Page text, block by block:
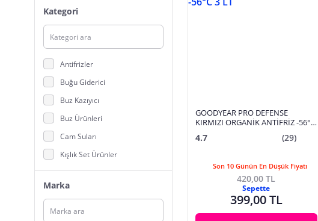
Kategori
Antifrizler
Buğu Giderici
Buz Kazıyıcı
Buz Ürünleri
Cam Suları
Kışlık Set Ürünler
Lastik Kar Paletleri
Lastik Serme Zincir
Lastik Zinciri , Çorabı
Marka
GOODYEAR PRO DEFENSE
KIRMIZI ORGANİK ANTİFRİZ -56°C
4.7 (29)
Son 10 Günün En Düşük Fiyatı
420,00 TL
Sepette
399,00 TL